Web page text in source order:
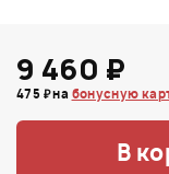
9 460 ₽
475 ₽ на бонусную
В